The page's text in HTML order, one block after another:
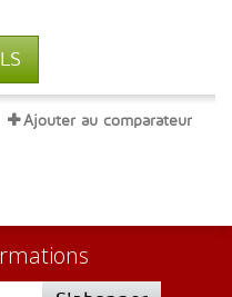
Ajouter au comparateur